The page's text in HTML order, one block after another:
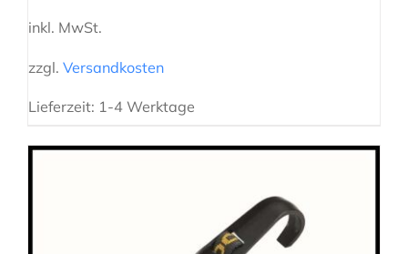
inkl. MwSt.
zzgl. Versandkosten
Lieferzeit: 1-4 Werktage